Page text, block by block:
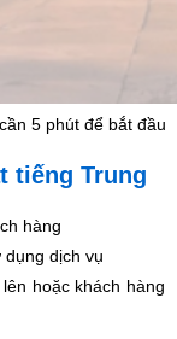
5 phút để bắt đầu
tiếng Trung
hàng
dịch vụ
hoặc khách hàng